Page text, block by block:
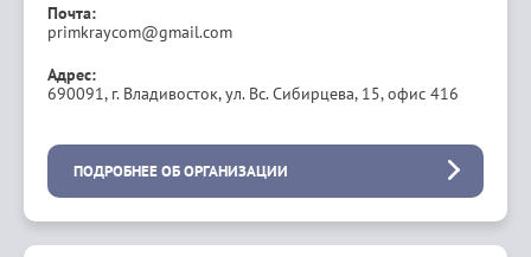
Почта:
primkraycom@gmail.com
Адрес:
690091, г. Владивосток, ул. Вс. Сибирцева, 15, офис 416
ПОДРОБНЕЕ ОБ ОРГАНИЗАЦИИ